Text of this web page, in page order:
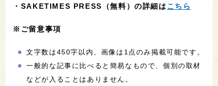
・ SAKETIMES PRESS（無料）の詳細はこちら
※ご留意事項
文字数は450字以内、画像は1点のみ掲載可能です。
一般的な記事に比べると簡易なもので、個別の取材
などが入ることはありません。